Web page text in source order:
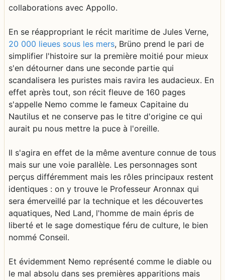
collaborations avec Appollo.
En se réappropriant le récit maritime de Jules Verne,
20 000 lieues sous les mers, Brüno prend le pari de
simplifier l'histoire sur la première moitié pour mieux
s'en détourner dans une seconde partie qui
scandalisera les puristes mais ravira les audacieux. En
effet après tout, son récit fleuve de 160 pages
s'appelle Nemo comme le fameux Capitaine du
Nautilus et ne conserve pas le titre d'origine ce qui
aurait pu nous mettre la puce à l'oreille.
Il s'agira en effet de la même aventure connue de tous
mais sur une voie parallèle. Les personnages sont
perçus différemment mais les rôles principaux restent
identiques : on y trouve le Professeur Aronnax qui
sera émerveillé par la technique et les découvertes
aquatiques, Ned Land, l'homme de main épris de
liberté et le sage domestique féru de culture, le bien
nommé Conseil.
Et évidemment Nemo représenté comme le diable ou
le mal absolu dans ses premières apparitions mais